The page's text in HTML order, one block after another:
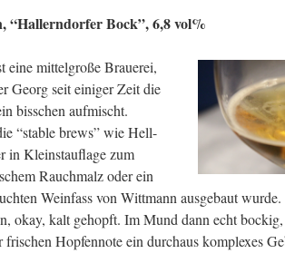
“Hallerndorfer Bock”, 6,8 vol%
eine mittelgroße Brauerei,
Georg seit einiger Zeit die
bisschen aufmischt.
“stable brews” wie Hell-
in Kleinstauflage zum
Rauchmalz oder ein
Weinfass von Wittmann ausgebaut
okay, kalt gehopft. Im Mund dann echt
Hopfennote ein durchaus komplexes